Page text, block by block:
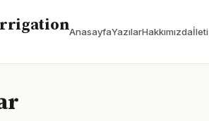
AnasayfaYazılarHakkımızda